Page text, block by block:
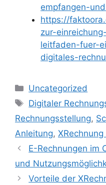
empfangen-
https://
zur-
leitfaden-fuer-
digitales-
Kategorien
Uncategorized
Schlagwörter
Digitaler
Rechnungsstellung,
Anleitung,
E-Rechnungen im
und
Vorteile der